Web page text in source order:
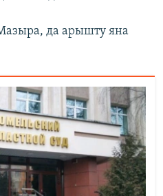
да арышту яна